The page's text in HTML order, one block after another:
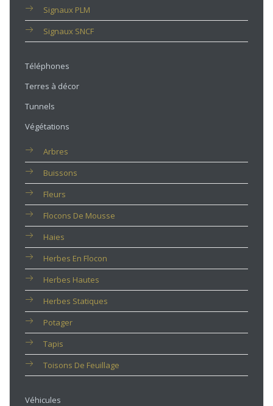
Signaux PLM
Signaux SNCF
Téléphones
Terres à décor
Tunnels
Végétations
Arbres
Buissons
Fleurs
Flocons De Mousse
Haies
Herbes En Flocon
Herbes Hautes
Herbes Statiques
Potager
Tapis
Toisons De Feuillage
Véhicules